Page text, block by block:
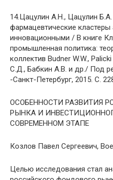
14.Цацулин А.Н., Цацулин
фармацевтические
инновационными / В книге
промышленная политика:
коллектив Budner W.W.,
С.Д., Бабкин А.В. и др./ Под
-Санкт-Петербург, 2015. С.
ОСОБЕННОСТИ РАЗВИТИЯ
РЫНКА И
СОВРЕМЕННОМ ЭТАПЕ
Козлов Павел Сергеевич,
Целью исследования стал